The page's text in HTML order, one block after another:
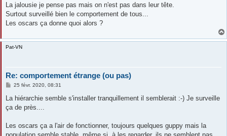
La jalousie je pense pas mais on n'est pas dans leur tête.
Surtout surveillé bien le comportement de tous...
Les oscars ça donne quoi alors ?
Pat-VN
Re: comportement étrange (ou pas)
M
s
a
25 févr. 2020, 08:31
La hiérarchie semble s'installer tranquillement il semblerait :-) Je surveille
ça de près....
Les oscars ça a l'air de fonctionner, toujours quelques guppy mais la